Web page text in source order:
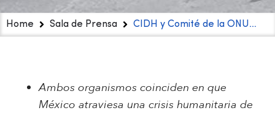
Home Sala de Prensa CIDH y Comité de la ONU…
Ambos organismos coinciden en que
México atraviesa una crisis humanitaria de